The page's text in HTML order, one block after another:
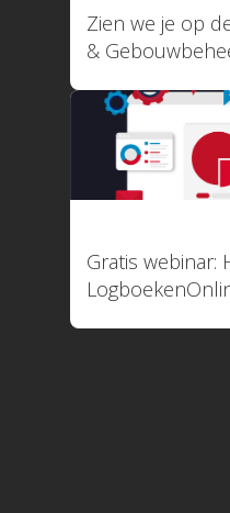
Zien we je op
&
Gratis webinar: